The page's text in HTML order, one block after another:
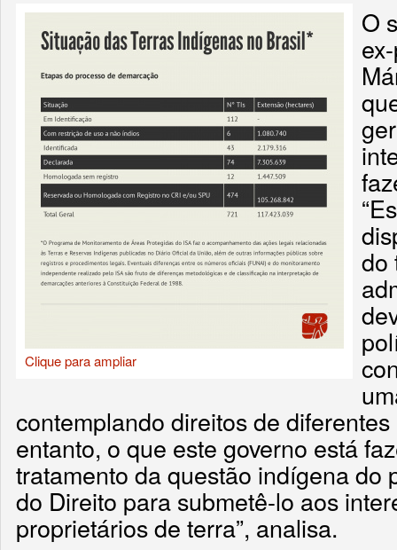
Clique para ampliar
O
do
contemplando direitos de
entanto, o que este governo está
tratamento da questão indígena do
do Direito para submetê-lo aos
proprietários de terra”, analisa.